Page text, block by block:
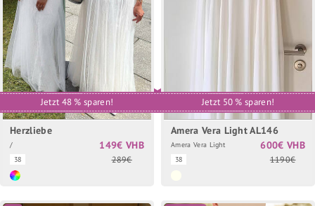
Jetzt 48 % sparen!
Herzliebe
/
38
149€ VHB
289€
Jetzt 50 % sparen!
Amera Vera Light AL146
Amera Vera Light
38
600€ VHB
1190€